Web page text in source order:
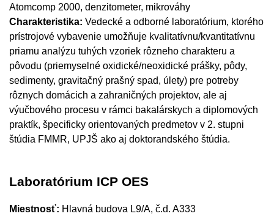
Atomcomp 2000, denzitometer, mikrováhy
Charakteristika: Vedecké a odborné laboratórium, ktorého
prístrojové vybavenie umožňuje kvalitatívnu/kvantitatívnu
priamu analýzu tuhých vzoriek rôzneho charakteru a
pôvodu (priemyselné oxidické/neoxidické prášky, pôdy,
sedimenty, gravitačný prašný spad, úlety) pre potreby
rôznych domácich a zahraničných projektov, ale aj
výučbového procesu v rámci bakalárskych a diplomových
praktík, špecificky orientovaných predmetov v 2. stupni
štúdia FMMR, UPJŠ ako aj doktorandského štúdia.
Laboratórium ICP OES
Miestnosť: Hlavná budova L9/A, č.d. A333